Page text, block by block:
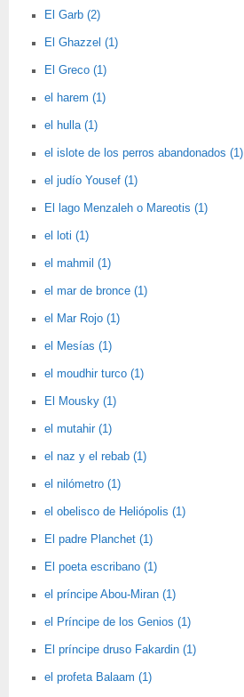
El Garb (2)
El Ghazzel (1)
El Greco (1)
el harem (1)
el hulla (1)
el islote de los perros abandonados (1)
el judío Yousef (1)
El lago Menzaleh o Mareotis (1)
el loti (1)
el mahmil (1)
el mar de bronce (1)
el Mar Rojo (1)
el Mesías (1)
el moudhir turco (1)
El Mousky (1)
el mutahir (1)
el naz y el rebab (1)
el nilómetro (1)
el obelisco de Heliópolis (1)
El padre Planchet (1)
El poeta escribano (1)
el príncipe Abou-Miran (1)
el Príncipe de los Genios (1)
El príncipe druso Fakardin (1)
el profeta Balaam (1)